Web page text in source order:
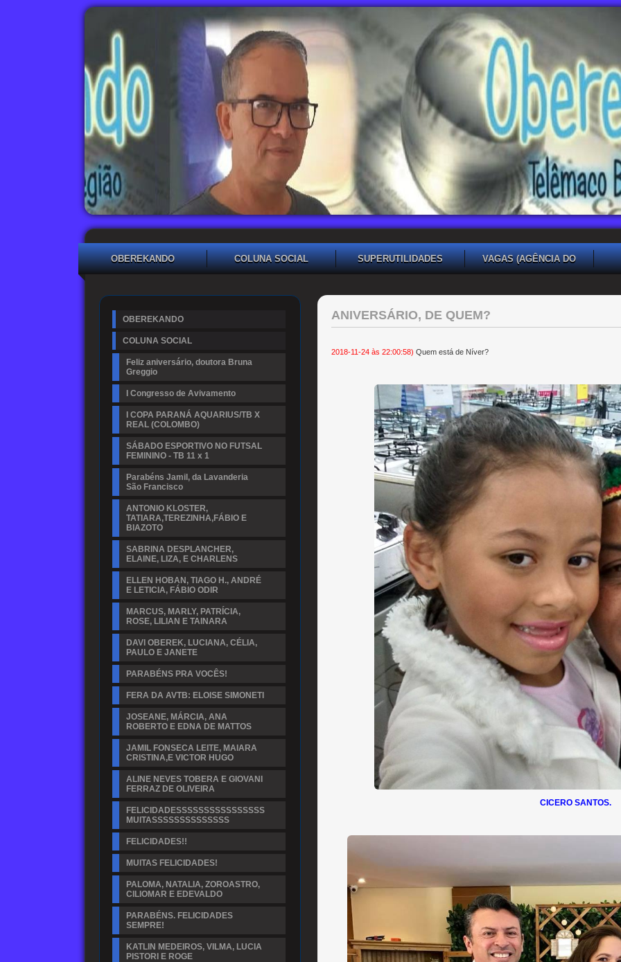
OBEREKANDO COLUNA SOCIAL SUPERUTILIDADES
VAGAS (AGÊNCIA DO
OBEREKANDO
COLUNA SOCIAL
Feliz aniversário, doutora Bruna
Greggio
I Congresso de Avivamento
I COPA PARANÁ AQUARIUS/TB X
REAL (COLOMBO)
SÁBADO ESPORTIVO NO FUTSAL
FEMININO - TB 11 x 1
Parabéns Jamil, da Lavanderia
São Francisco
ANTONIO KLOSTER,
TATIARA,TEREZINHA,FÁBIO E
BIAZOTO
SABRINA DESPLANCHER,
ELAINE, LIZA, E CHARLENS
ELLEN HOBAN, TIAGO H., ANDRÉ
E LETICIA, FÁBIO ODIR
MARCUS, MARLY, PATRÍCIA,
ROSE, LILIAN E TAINARA
DAVI OBEREK, LUCIANA, CÉLIA,
PAULO E JANETE
PARABÉNS PRA VOCÊS!
FERA DA AVTB: ELOISE SIMONETI
JOSEANE, MÁRCIA, ANA
ROBERTO E EDNA DE MATTOS
JAMIL FONSECA LEITE, MAIARA
CRISTINA,E VICTOR HUGO
ALINE NEVES TOBERA E GIOVANI
FERRAZ DE OLIVEIRA
FELICIDADESSSSSSSSSSSSSSSS
MUITASSSSSSSSSSSSSS
FELICIDADES!!
MUITAS FELICIDADES!
PALOMA, NATALIA, ZOROASTRO,
CILIOMAR E EDEVALDO
PARABÉNS. FELICIDADES
SEMPRE!
KATLIN MEDEIROS, VILMA, LUCIA
PISTORI E ROGE
ANIVERSÁRIO, DE QUEM?
2018-11-24 às 22:00:58) Quem está de Níver?
CICERO SANTOS.